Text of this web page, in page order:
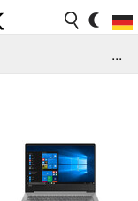
...